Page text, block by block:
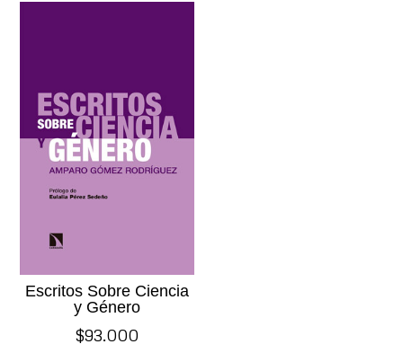
Escritos Sobre Ciencia
y Género
$93.000